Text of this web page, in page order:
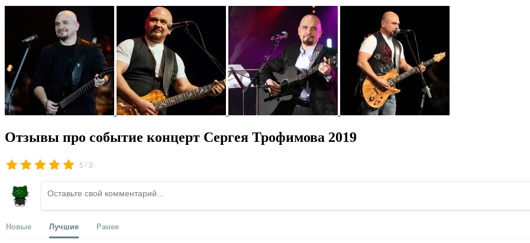
Отзывы про событие концерт Сергея Трофимова 2019
5 /3
Новые Лучшие Ранее